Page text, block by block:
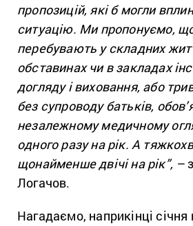
пропозицій, які б могли
ситуацію. Ми пропонуємо,
перебувають у складних
обставинах чи в закладах
догляду і виховання, або
без супроводу батьків,
незалежному медичному
одного разу на рік. А
щонайменше двічі на рік”, –
Логачов.
Нагадаємо, наприкінці січня